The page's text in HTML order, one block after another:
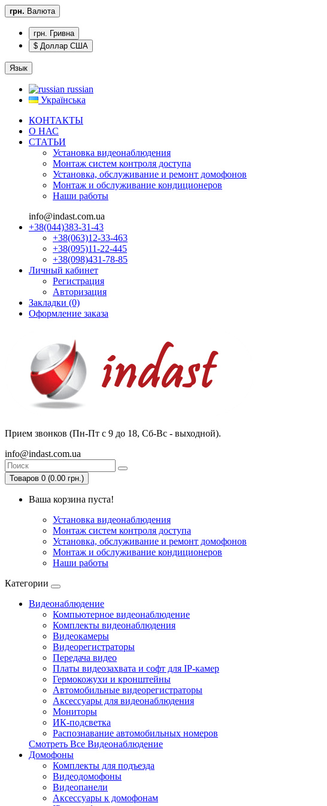
грн. Валюта
грн. Гривна
$ Доллар США
Язык
russian
Українська
КОНТАКТЫ
О НАС
CТАТЬИ
Установка видеонаблюдения
Монтаж систем контроля доступа
Установка, обслуживание и ремонт домофонов
Монтаж и обслуживание кондиционеров
Наши работы
info@indast.com.ua
+38(044)383-31-43
+38(063)12-33-463
+38(095)11-22-445
+38(098)431-78-85
Личный кабинет
Регистрация
Авторизация
Закладки (0)
Оформление заказа
Прием звонков (Пн-Пт с 9 до 18, Сб-Вс - выходной).
info@indast.com.ua
Товаров 0 (0.00 грн.)
Ваша корзина пуста!
Установка видеонаблюдения
Монтаж систем контроля доступа
Установка, обслуживание и ремонт домофонов
Монтаж и обслуживание кондиционеров
Наши работы
Категории
Видеонаблюдение
Компьютерное видеонаблюдение
Комплекты видеонаблюдения
Видеокамеры
Видеорегистраторы
Передача видео
Платы видеозахвата и софт для IP-камер
Гермокожухи и кронштейны
Автомобильные видеорегистраторы
Аксессуары для видеонаблюдения
Мониторы
ИК-подсветка
Распознавание автомобильных номеров
Смотреть Все Видеонаблюдение
Домофоны
Комплекты для подъезда
Видеодомофоны
Видеопанели
Аксессуары к домофонам